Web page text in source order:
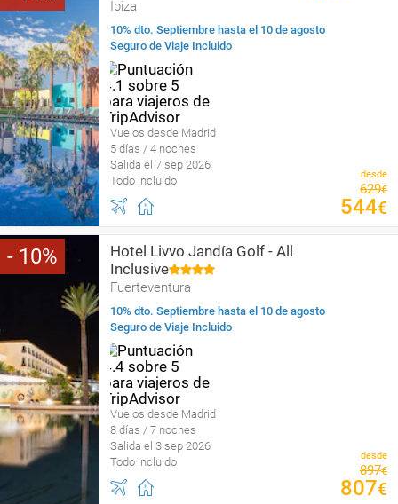
Ibiza
10% dto. Septiembre hasta el 10 de agosto
Seguro de Viaje Incluido
Vuelos desde Madrid
5 días / 4 noches
Salida el 7 sep 2026
Todo incluido
desde
629€
544€
10
Hotel Livvo Jandía Golf - All
Inclusive
Fuerteventura
10% dto. Septiembre hasta el 10 de agosto
Seguro de Viaje Incluido
Vuelos desde Madrid
8 días / 7 noches
Salida el 3 sep 2026
Todo incluido
desde
897€
807€